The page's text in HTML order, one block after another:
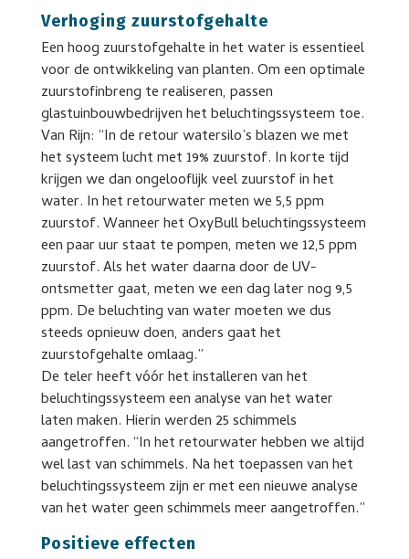
Verhoging zuurstofgehalte
Een hoog zuurstofgehalte in het water is essentieel
voor de ontwikkeling van planten. Om een optimale
zuurstofinbreng te realiseren, passen
glastuinbouwbedrijven het beluchtingssysteem toe.
Van Rijn: “In de retour watersilo’s blazen we met
het systeem lucht met 19% zuurstof. In korte tijd
krijgen we dan ongelooflijk veel zuurstof in het
water. In het retourwater meten we 5,5 ppm
zuurstof. Wanneer het OxyBull beluchtingssysteem
een paar uur staat te pompen, meten we 12,5 ppm
zuurstof. Als het water daarna door de UV-
ontsmetter gaat, meten we een dag later nog 9,5
ppm. De beluchting van water moeten we dus
steeds opnieuw doen, anders gaat het
zuurstofgehalte omlaag.”
De teler heeft vóór het installeren van het
beluchtingssysteem een analyse van het water
laten maken. Hierin werden 25 schimmels
aangetroffen. “In het retourwater hebben we altijd
wel last van schimmels. Na het toepassen van het
beluchtingssysteem zijn er met een nieuwe analyse
van het water geen schimmels meer aangetroffen.”
Positieve effecten